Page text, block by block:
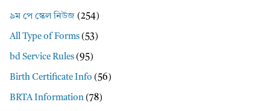
৯ম পে স্কেল নিউজ (254)
All Type of Forms (53)
bd Service Rules (95)
Birth Certificate Info (56)
BRTA Information (78)